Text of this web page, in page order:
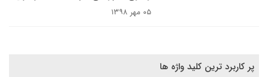
۰۵ مهر ۱۳۹۸
پر کاربرد ترین کلید واژه ها